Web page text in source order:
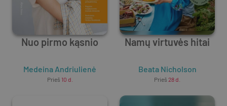
Nuo pirmo kąsnio
Medeina Andriulienė
Prieš 10 d.
Namų virtuvės hitai
Beata Nicholson
Prieš 28 d.